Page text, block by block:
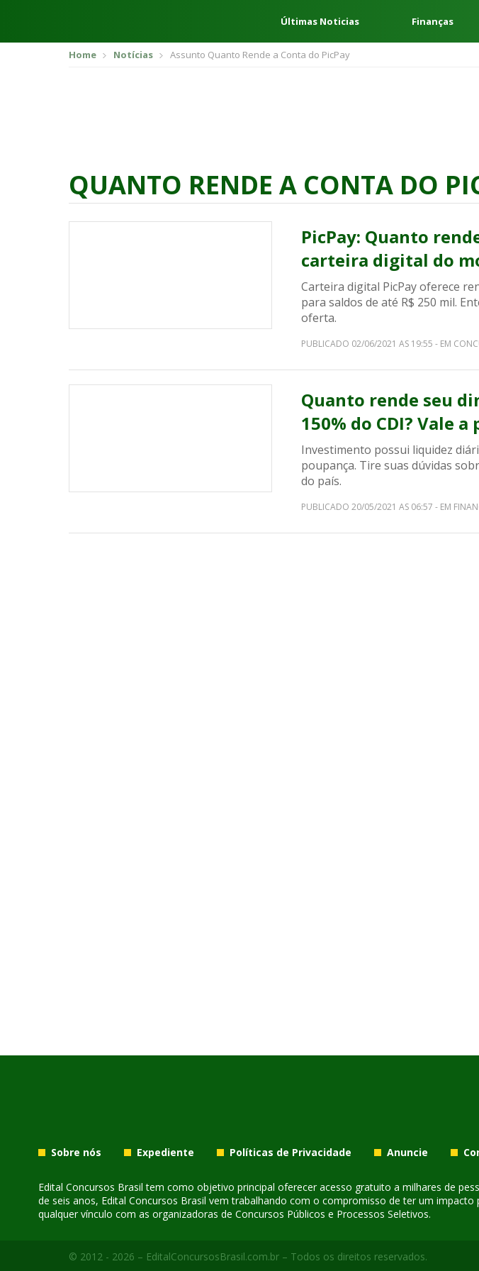
Últimas Noticias Finanças
Home Notícias Assunto Quanto Rende a Conta do PicPay
QUANTO RENDE A CONTA DO
PicPay: Quanto
carteira digital do
Carteira digital PicPay oferece
para saldos de até R$ 250 mil.
oferta.
PUBLICADO 02/06/2021 AS 19:55 - EM
Quanto rende seu
150% do CDI? Vale
Investimento possui liquidez
poupança. Tire suas dúvidas
do país.
PUBLICADO 20/05/2021 AS 06:57 - EM
Sobre nós Expediente Políticas de Privacidade Anuncie
Edital Concursos Brasil tem como objetivo principal oferecer acesso gratuito a milhares de
de seis anos, Edital Concursos Brasil vem trabalhando com o compromisso de ter um
qualquer vínculo com as organizadoras de Concursos Públicos e Processos Seletivos.
© 2012 - 2026 – EditalConcursosBrasil.com.br – Todos os direitos reservados.